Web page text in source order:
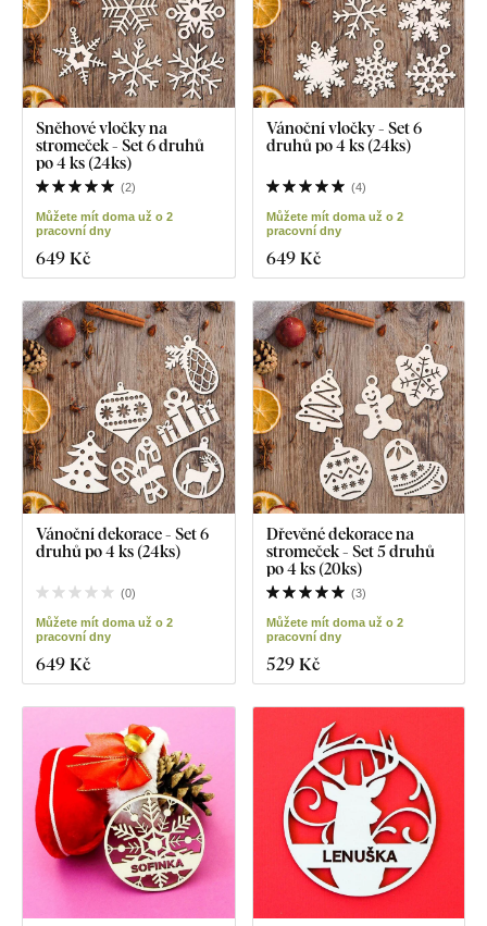
Sněhové vločky na
stromeček - Set 6 druhů
po 4 ks (24ks)
(2)
Můžete mít doma už o 2
pracovní dny
649 Kč
Vánoční vločky - Set 6
druhů po 4 ks (24ks)
(4)
Můžete mít doma už o 2
pracovní dny
649 Kč
Vánoční dekorace - Set 6
druhů po 4 ks (24ks)
(0)
Můžete mít doma už o 2
pracovní dny
649 Kč
Dřevěné dekorace na
stromeček - Set 5 druhů
po 4 ks (20ks)
(3)
Můžete mít doma už o 2
pracovní dny
529 Kč